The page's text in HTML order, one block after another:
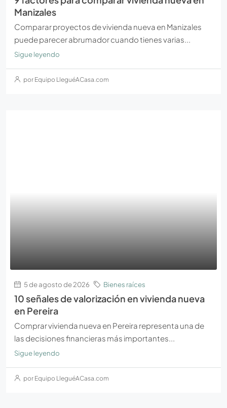
Manizales
Comparar proyectos de vivienda nueva en Manizales
puede parecer abrumador cuando tienes varias...
Sigue leyendo
por Equipo LleguéACasa.com
5 de agosto de 2026 Bienes raíces
10 señales de valorización en vivienda nueva
en Pereira
Comprar vivienda nueva en Pereira representa una de
las decisiones financieras más importantes...
Sigue leyendo
por Equipo LleguéACasa.com